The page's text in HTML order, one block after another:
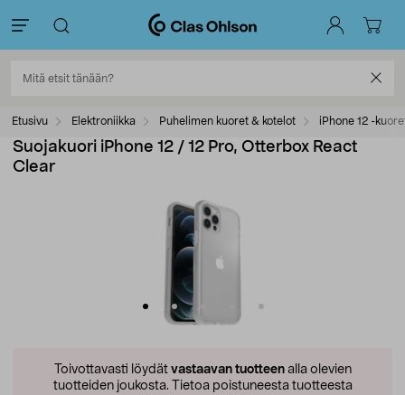
Etusivu Elektroniikka Puhelimen kuoret & kotelot iPhone 12 -
Suojakuori iPhone 12 / 12 Pro, Otterbox React
Clear
Toivottavasti löydät vastaavan tuotteenalla olevien
tuotteiden joukosta. Tietoa poistuneesta tuotteesta